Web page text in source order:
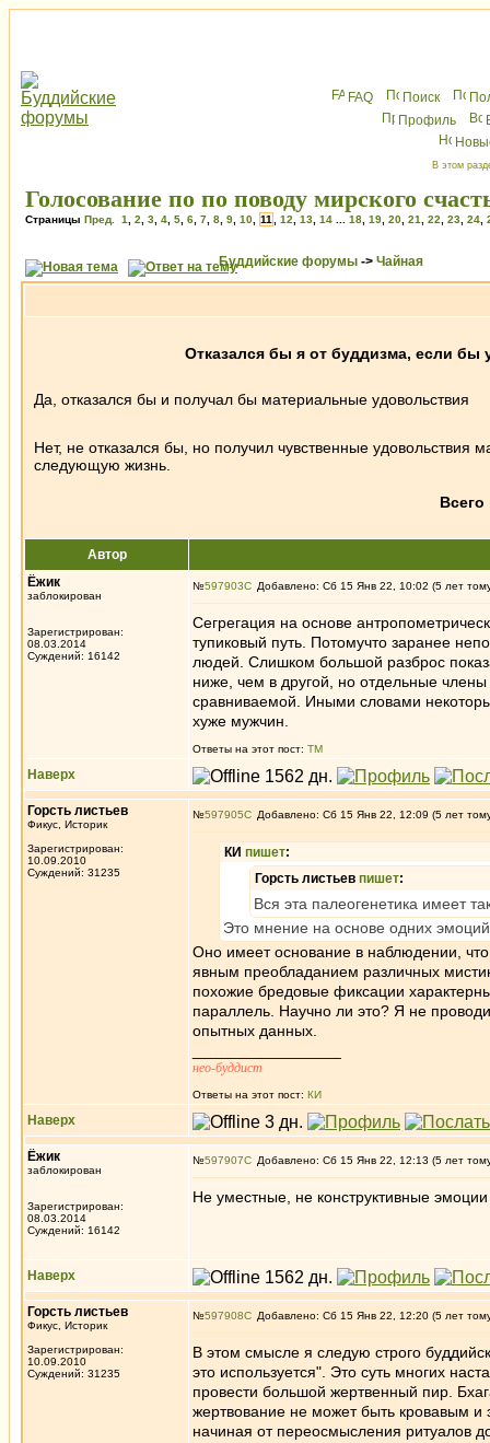
FAQ Поиск
Профиль
В этом
Голосование по по поводу мирского
Страницы Пред. 1 2 3 4 5 6 7 8 9 10 11 12 13 14 18 19 20 21 22 23 24
Буддийские форумы -> Чайная
Отказался бы я от буддизма, если
Да, отказался бы и получал бы материальные удовольствия
Нет, не отказался бы, но получил чувственные удовольствия
следующую жизнь.
Автор
Ёжик
заблокирован
Зарегистрирован:
08.03.2014
Суждений: 16142
№597903 Добавлено: Сб 15 Янв 22, 10:02 (5 лет
Сегрегация на основе
тупиковый путь. Потомучто заранее
людей. Слишком большой разброс
ниже, чем в другой, но отдельные
сравниваемой. Иными словами
хуже мужчин.
Ответы на этот пост: ТМ
Наверх
Горсть листьев
Фикус, Историк
Зарегистрирован:
10.09.2010
Суждений: 31235
№597905 Добавлено: Сб 15 Янв 22, 12:09 (5 лет
КИ пишет:
Горсть листьев пишет:
Вся эта палеогенетика имеет
Это мнение на основе одних
Оно имеет основание в наблюдении,
явным преобладанием различных
похожие бредовые фиксации
параллель. Научно ли это? Я не
опытных данных.
нео-буддист
Ответы на этот пост: КИ
Наверх
Ёжик
заблокирован
Зарегистрирован:
08.03.2014
Суждений: 16142
№597907 Добавлено: Сб 15 Янв 22, 12:13 (5 лет
Не уместные, не конструктивные
Наверх
Горсть листьев
Фикус, Историк
Зарегистрирован:
10.09.2010
Суждений: 31235
№597908 Добавлено: Сб 15 Янв 22, 12:20 (5 лет
В этом смысле я следую строго
это используется". Это суть многих
провести большой жертвенный пир.
жертвование не может быть кровавым и
начиная от переосмысления ритуалов